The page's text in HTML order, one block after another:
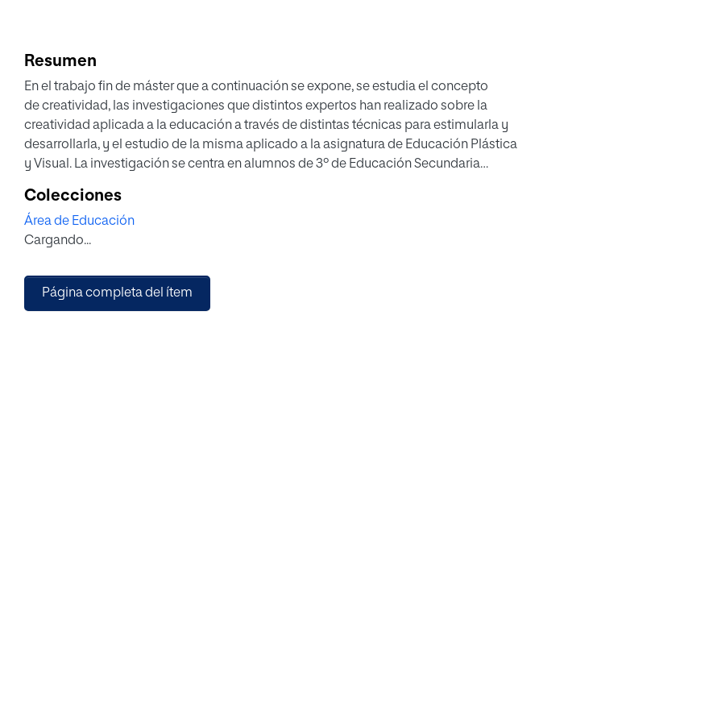
Resumen
En el trabajo fin de máster que a continuación se expone, se estudia el concepto
de creatividad, las investigaciones que distintos expertos han realizado sobre la
creatividad aplicada a la educación a través de distintas técnicas para estimularla y
desarrollarla, y el estudio de la misma aplicado a la asignatura de Educación Plástica
y Visual. La investigación se centra en alumnos de 3º de Educación Secundaria
cuestionario a los docentes de este curso sobre creatividad y sobre una sesión de aula
en la que se trata de estimular el nivel de creatividad de los alumnos, para que estos
realicen obras artísticas más originales, flexibles y productivas, es decir, más
caso práctico a aplicar para estimular el nivel de creatividad.
Colecciones
Área de Educación
Cargando...
Página completa del ítem